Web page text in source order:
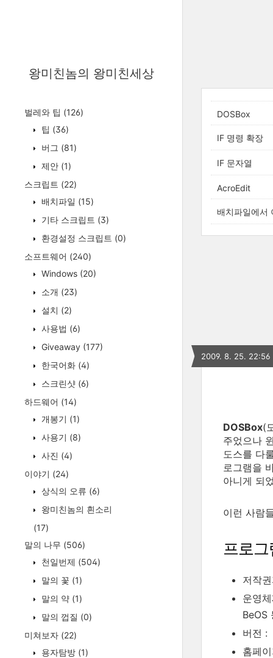
왕미친놈의 왕미친세상
벌레와 팁 (126)
팁 (36)
버그 (81)
제안 (1)
스크립트 (22)
배치파일 (15)
기타 스크립트 (3)
환경설정 스크립트 (0)
소프트웨어 (240)
Windows (20)
소개 (23)
설치 (2)
사용법 (6)
Giveaway (177)
한국어화 (4)
스크린샷 (6)
하드웨어 (14)
개봉기 (1)
사용기 (8)
사진 (4)
이야기 (24)
상식의 오류 (6)
왕미친놈의 흰소리
(17)
말의 나무 (506)
천일번제 (504)
말의 꽃 (1)
말의 약 (1)
말의 껍질 (0)
미쳐보자 (22)
용자탐방 (1)
DOSBox
IF 명령 확장
IF 문자열
AcroEdit
배치파일에서
2009. 8. 25. 22:56
DOSBox(
주었으나
도스를 다
로그램을
아니게 되
이런 사람
프로
저작
운영
BeOS
버전 :
홈페